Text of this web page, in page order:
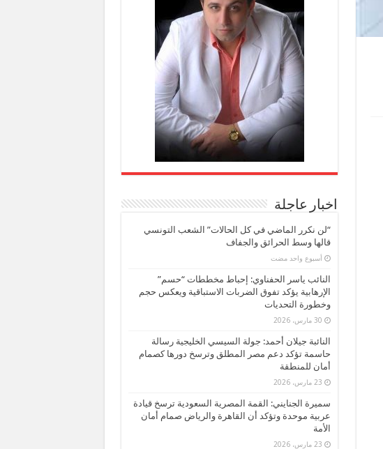
اخبار عاجلة
“لن نكرر الماضي في كل الحالات” الشعب التونسي
قالها وسط الحرائق والجفاف
‏أسبوع واحد مضت
النائب ياسر الحفناوي: إحباط مخططات “حسم”
الإرهابية يؤكد تفوق الضربات الاستباقية ويعكس حجم
وخطورة التحديات
30 مارس، 2026
النائبة جيلان أحمد: جولة السيسي الخليجية رسالة
حاسمة تؤكد دعم مصر المطلق وترسخ دورها كصمام
أمان للمنطقة
23 مارس، 2026
سميرة الجنايني: القمة المصرية السعودية ترسخ قيادة
عربية موحدة وتؤكد أن القاهرة والرياض صمام أمان
الأمة
23 مارس، 2026